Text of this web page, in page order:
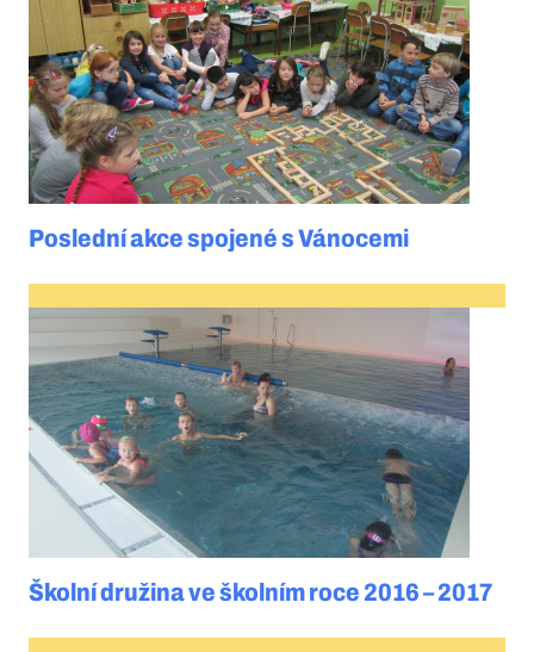
Poslední akce spojené s Vánocemi
Školní družina ve školním roce 2016 – 2017